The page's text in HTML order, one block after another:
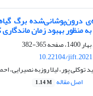
365-382
10.22104/
توکلی پور، لیلا روزبه نصیرایی،
اصل مقاله 1.14 M